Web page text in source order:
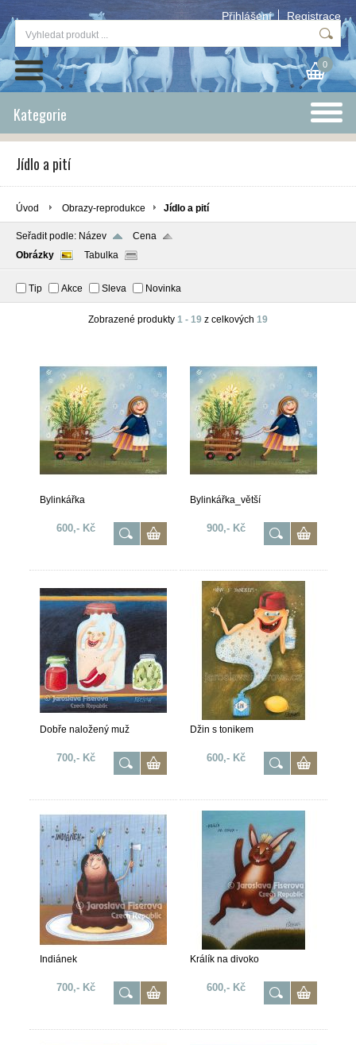
Přihlášení Registrace
0
Kategorie
Jídlo a pití
Úvod Obrazy-reprodukce Jídlo a pití
Seřadit podle: Název
Cena
Obrázky
Tabulka
Tip Akce Sleva Novinka
Zobrazené produkty 1 - 19 z celkových 19
Bylinkářka
600,- Kč
Bylinkářka_větší
900,- Kč
Dobře naložený muž
700,- Kč
Džin s tonikem
600,- Kč
Indiánek
700,- Kč
Králík na divoko
600,- Kč